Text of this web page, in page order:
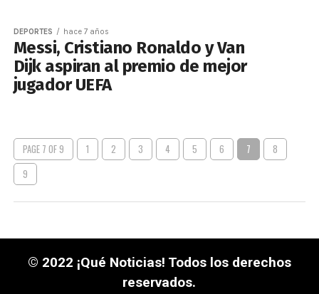
DEPORTES hace 7 años
Messi, Cristiano Ronaldo y Van
Dijk aspiran al premio de mejor
jugador UEFA
PAGE 7 OF 9 1 2 3 4 5 6 7
8
9
© 2022 ¡Qué Noticias! Todos los derechos
reservados.